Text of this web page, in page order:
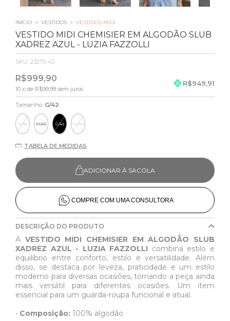
INÍCIO > VESTIDOS > VESTIDOS MIDI
VESTIDO MIDI CHEMISIER EM ALGODÃO SLUB
XADREZ AZUL - LUZIA FAZZOLLI
SKU: 23275-42
R$999,90
10 x de R$99,99 sem juros
R$949,91
Tamanho: G/42
P/38 M/40 G/42 GG/44
TABELA DE MEDIDAS
ADICIONAR À SACOLA
COMPRE COM UMA CONSULTORA
DESCRIÇÃO DO PRODUTO
A VESTIDO MIDI CHEMISIER EM ALGODÃO SLUB
XADREZ AZUL - LUZIA FAZZOLLI combina estilo e
equilíbrio entre conforto, estilo e versatilidade. Além
disso, se destaca por leveza, praticidade e um estilo
moderno para diversas ocasiões, tornando a peça ainda
mais versátil para diferentes ocasiões. Um item
essencial para um guarda-roupa funcional e atual.
• Composição: 100% algodão